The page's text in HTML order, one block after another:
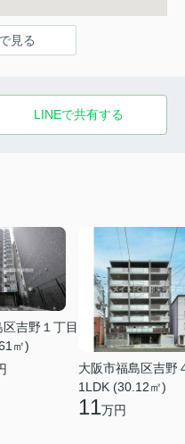
見る
LINEで共有する
吉野１丁目
㎡)
大阪市福島区吉野
1LDK (30.12㎡)
11万円